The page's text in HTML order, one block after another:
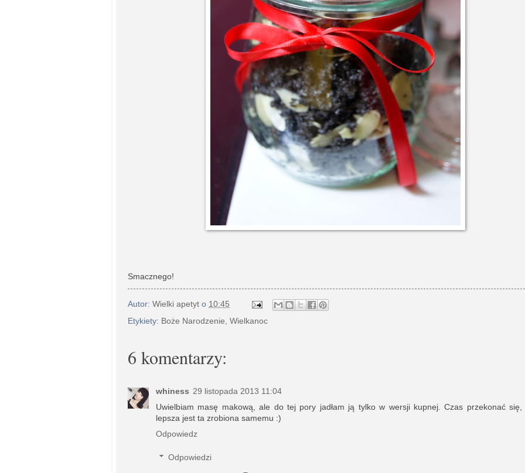
Smacznego!
Autor: Wielki apetyt o 10:45
Etykiety: Boże Narodzenie Wielkanoc
6 komentarzy:
whiness 29 listopada 2013 11:04
Uwielbiam masę makową, ale do tej pory jadłam ją tylko w wersji kupnej. Czas przekonać
lepsza jest ta zrobiona samemu :)
Odpowiedz
Odpowiedzi